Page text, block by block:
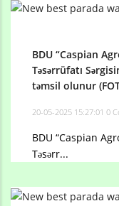
BDU “Caspian
Təsərrüfatı
təmsil olunur
20-05-2025 15:27:01 0
BDU “Caspian
Təsərr...